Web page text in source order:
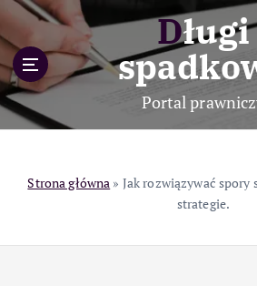
p
o
c
Długi
Portal
Strona główna » Jak rozwiązywać spory
strategie.